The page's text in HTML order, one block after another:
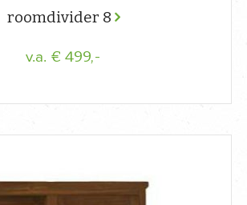
roomdivider 8
v.a. € 499,-